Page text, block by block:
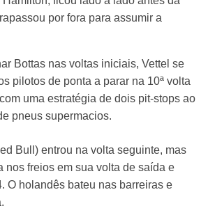
por fora para assumir a
Bottas nas voltas iniciais, Vettel se
pilotos de ponta a parar na 10ª volta
uma estratégia de dois pit-stops ao
pneus supermacios.
Bull) entrou na volta seguinte, mas
nos freios em sua volta de saída e
O holandês bateu nas barreiras e